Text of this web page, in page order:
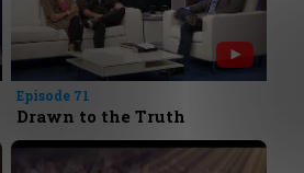
Episode 71
Drawn to the Truth